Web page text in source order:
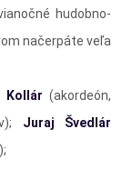
hudobno-
načerpáte veľa
Kollár (akordeón,
Juraj Švedlár